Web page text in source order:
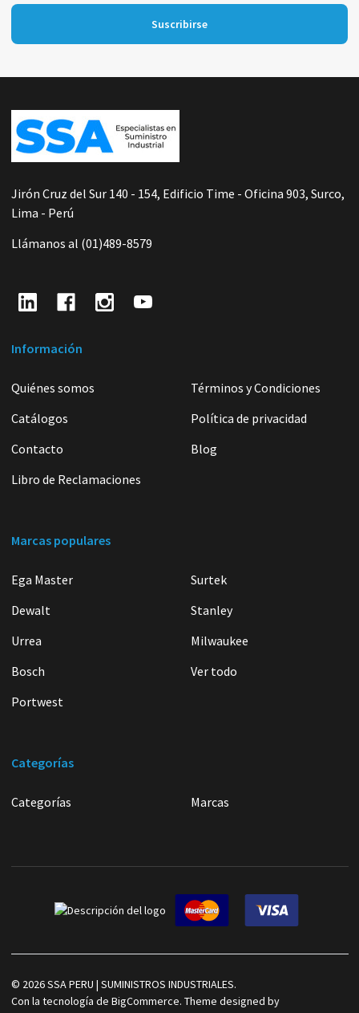
Suscribirse
Footer
Start
Jirón Cruz del Sur 140 - 154, Edificio Time - Oficina 903, Surco,
Lima - Perú
Llámanos al (01)489-8579
Información
Quiénes somos
Catálogos
Contacto
Libro de Reclamaciones
Términos y Condiciones
Política de privacidad
Blog
Marcas populares
Ega Master
Dewalt
Urrea
Bosch
Portwest
Surtek
Stanley
Milwaukee
Ver todo
Categorías
Categorías Marcas
© 2026SSA PERU | SUMINISTROS INDUSTRIALES.
Con la tecnología de BigCommerce. Theme designed by